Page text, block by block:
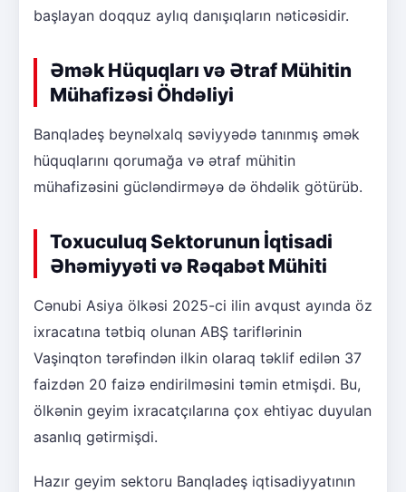
başlayan doqquz aylıq danışıqların nəticəsidir.
Əmək Hüquqları və Ətraf Mühitin
Mühafizəsi Öhdəliyi
Banqladeş beynəlxalq səviyyədə tanınmış əmək
hüquqlarını qorumağa və ətraf mühitin
mühafizəsini gücləndirməyə də öhdəlik götürüb.
Toxuculuq Sektorunun İqtisadi
Əhəmiyyəti və Rəqabət Mühiti
Cənubi Asiya ölkəsi 2025-ci ilin avqust ayında öz
ixracatına tətbiq olunan ABŞ tariflərinin
Vaşinqton tərəfindən ilkin olaraq təklif edilən 37
faizdən 20 faizə endirilməsini təmin etmişdi. Bu,
ölkənin geyim ixracatçılarına çox ehtiyac duyulan
asanlıq gətirmişdi.
Hazır geyim sektoru Banqladeş iqtisadiyyatının